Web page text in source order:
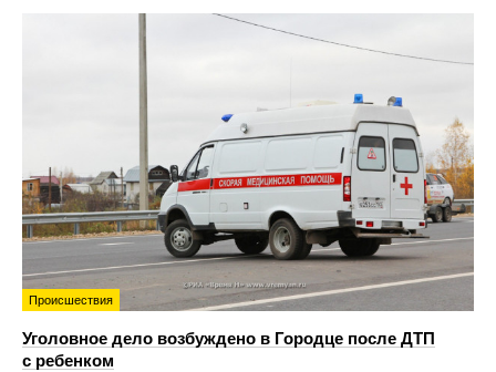
Происшествия
Уголовное дело возбуждено в Городце после ДТП
с ребенком